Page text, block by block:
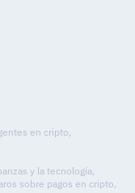
en cripto,
y la tecnología,
sobre pagos en cripto,